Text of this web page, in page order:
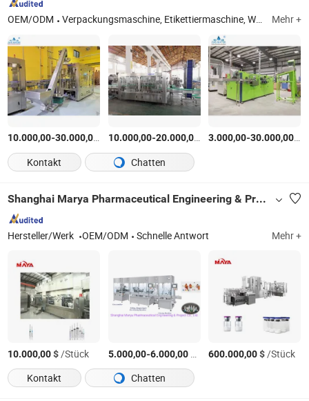
OEM/ODM Verpackungsmaschine, Etikettiermaschine, Wasserfüllmaschine, Umkehrosmose-Wasseraufbereitung, Flaschenblasformmaschine, Wickelmaschine, Palettierer, Saftfüllmaschine, Mineralwasseraufbereitung, Bierfüllmaschine Mehr +
10.000,00-30.000,00 $ /Stück
10.000,00-20.000,00 $ /Stück
3.000,00-30.000,00$
Kontakt
Chatten
Shanghai Marya Pharmaceutical Engineering & Project Co., Ltd.
Hersteller/Werk OEM/ODM Schnelle Antwort Mehr +
10.000,00$/Stück 5.000,00-6.000,00$ /Stück
600.000,00$/Stück
Kontakt
Chatten